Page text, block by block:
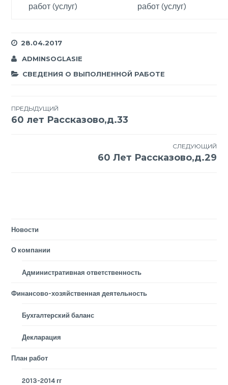
работ (услуг)
работ (услуг)
28.04.2017
ADMINSOGLASIE
СВЕДЕНИЯ О ВЫПОЛНЕННОЙ РАБОТЕ
Навигация
ПРЕДЫДУЩИЙ
60 лет Рассказово,д.33
СЛЕДУЮЩИЙ
60 Лет Рассказово,д.29
Новости
О компании
Административная ответственность
Финансово-хозяйственная деятельность
Бухгалтерский баланс
Декларация
План работ
2013-2014 гг